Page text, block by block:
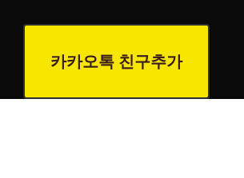
카카오톡 친구추가